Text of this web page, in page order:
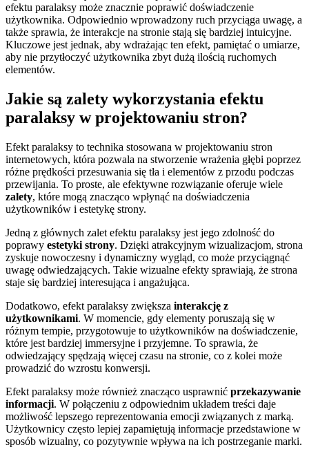
efektu paralaksy może znacznie poprawić doświadczenie
użytkownika. Odpowiednio wprowadzony ruch przyciąga uwagę, a
także sprawia, że interakcje na stronie stają się bardziej intuicyjne.
Kluczowe jest jednak, aby wdrażając ten efekt, pamiętać o umiarze,
aby nie przytłoczyć użytkownika zbyt dużą ilością ruchomych
elementów.
Jakie są zalety wykorzystania efektu
paralaksy w projektowaniu stron?
Efekt paralaksy to technika stosowana w projektowaniu stron
internetowych, która pozwala na stworzenie wrażenia głębi poprzez
różne prędkości przesuwania się tła i elementów z przodu podczas
przewijania. To proste, ale efektywne rozwiązanie oferuje wiele
zalety, które mogą znacząco wpłynąć na doświadczenia
użytkowników i estetykę strony.
Jedną z głównych zalet efektu paralaksy jest jego zdolność do
poprawy estetyki strony. Dzięki atrakcyjnym wizualizacjom, strona
zyskuje nowoczesny i dynamiczny wygląd, co może przyciągnąć
uwagę odwiedzających. Takie wizualne efekty sprawiają, że strona
staje się bardziej interesująca i angażująca.
Dodatkowo, efekt paralaksy zwiększa interakcję z
użytkownikami. W momencie, gdy elementy poruszają się w
różnym tempie, przygotowuje to użytkowników na doświadczenie,
które jest bardziej immersyjne i przyjemne. To sprawia, że
odwiedzający spędzają więcej czasu na stronie, co z kolei może
prowadzić do wzrostu konwersji.
Efekt paralaksy może również znacząco usprawnić przekazywanie
informacji. W połączeniu z odpowiednim układem treści daje
możliwość lepszego reprezentowania emocji związanych z marką.
Użytkownicy często lepiej zapamiętują informacje przedstawione w
sposób wizualny, co pozytywnie wpływa na ich postrzeganie marki.